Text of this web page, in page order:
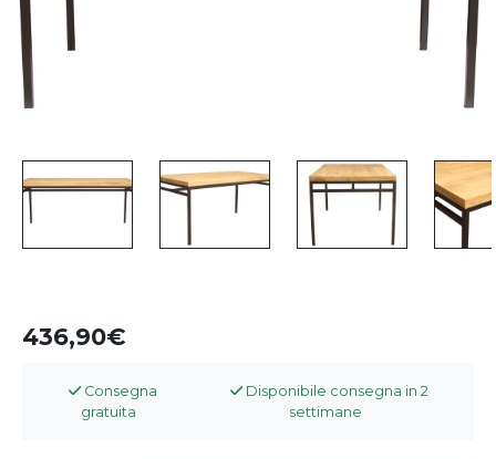
436,90
Consegna
gratuita
Disponibile consegna in 2
settimane